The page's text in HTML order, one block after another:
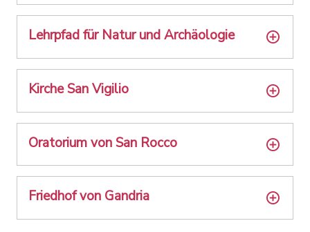
Lehrpfad für Natur und Archäologie
Kirche San Vigilio
Oratorium von San Rocco
Friedhof von Gandria